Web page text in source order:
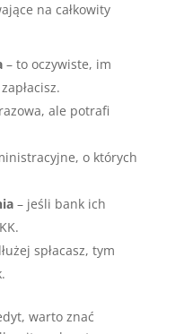
na całkowity
– to oczywiste, im
ale potrafi
o których
– jeśli bank ich
spłacasz, tym
warto znać